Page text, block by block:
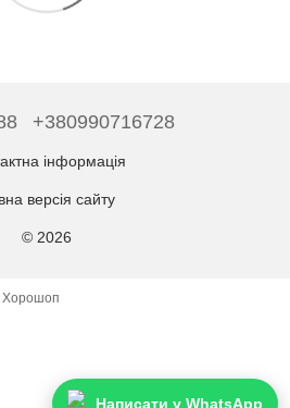
Написати у WhatsApp
+380990716728
інформація
версія сайту
© 2026
Хорошоп